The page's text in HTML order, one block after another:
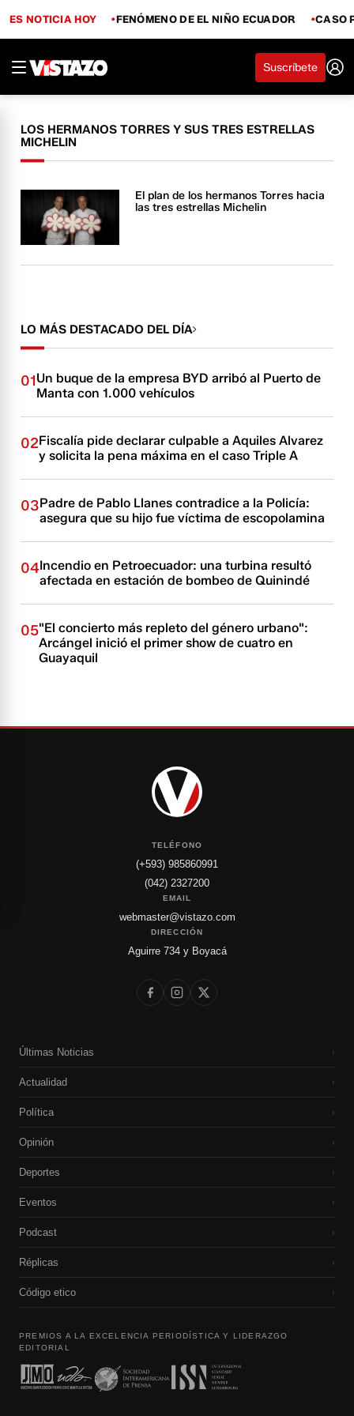
ES NOTICIA HOY FENÓMENO DE EL NIÑO ECUADOR CASO
Suscríbete
LOS HERMANOS TORRES Y SUS TRES ESTRELLAS
MICHELIN
El plan de los hermanos Torres hacia
las tres estrellas Michelin
LO MÁS DESTACADO DEL DÍA
01Un buque de la empresa BYD arribó al Puerto de
Manta con 1.000 vehículos
02Fiscalía pide declarar culpable a Aquiles Alvarez
y solicita la pena máxima en el caso Triple A
03Padre de Pablo Llanes contradice a la Policía:
asegura que su hijo fue víctima de escopolamina
04Incendio en Petroecuador: una turbina resultó
afectada en estación de bombeo de Quinindé
05"El concierto más repleto del género urbano":
Arcángel inició el primer show de cuatro en
Guayaquil
TELÉFONO
(+593) 985860991
(042) 2327200
EMAIL
webmaster@vistazo.com
DIRECCIÓN
Aguirre 734 y Boyacá
Últimas Noticias ›
Actualidad ›
Política ›
Opinión ›
Deportes ›
Eventos ›
Podcast ›
Réplicas ›
Código etico ›
PREMIOS A LA EXCELENCIA PERIODÍSTICA Y LIDERAZGO
EDITORIAL